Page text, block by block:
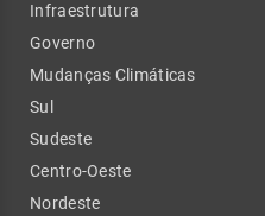
Infraestrutura
Governo
Mudanças Climáticas
Sul
Sudeste
Centro-Oeste
Nordeste